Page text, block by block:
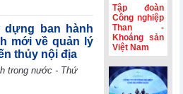
lễ vàng, tung
hàng trăm nghìn
vé 0 đồng
Gần 187 nghìn
doanh nghiệp gia
dựng ban hành
mới về quản lý
thủy nội địa
trong nước - Thứ
Tập đoàn
Công nghiệp
Than -
Khoáng sản
Việt Nam